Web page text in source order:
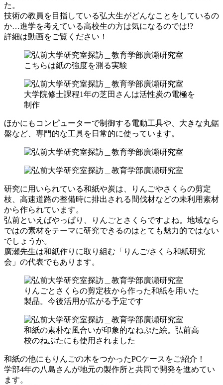
た。
技術の教員を目指している弘大生がどんなことをしているの
か…進学を考えている高校生の方は気になるのでは!?
詳細は動画をご覧ください！
こちらは紙の強度を測る実験
大学院修士課程1年の芝田さんは活性炭の電極を
制作
ほかにもコンピューターで制御する電動工具や、大きな丸鋸
盤など、専門的な工具を日常的に使っています。
研究に用いられている和紙や炭は、りんごやさくらの剪定
枝、高速道路の整備時に排出される間伐材などの未利用素材
から作られています。
弘前といえばやっぱり、りんごとさくらですよね。地域なら
ではの素材をテーマに研究できるのはとても魅力的ではない
でしょうか。
廣瀬先生は和紙作りに取り組む「りんご/さくら和紙研究
会」の代表でもあります。
りんごとさくらの剪定枝から作った和紙を用いた
製品。今後活用が広がる予定です
和紙の素朴な風合いが印象的なねぷた絵。弘前高
校のねぷたにも使用されました
和紙の他にもりんごの木をつかったPCケースをご紹介！
学部4年の八島さんが地元の製作所と共同で開発を進めてい
ます。